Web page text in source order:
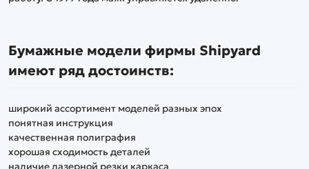
Бумажные модели фирмы Shipyard
имеют ряд достоинств:
широкий ассортимент моделей разных эпох
понятная инструкция
качественная полиграфия
хорошая сходимость деталей
наличие лазерной резки каркаса